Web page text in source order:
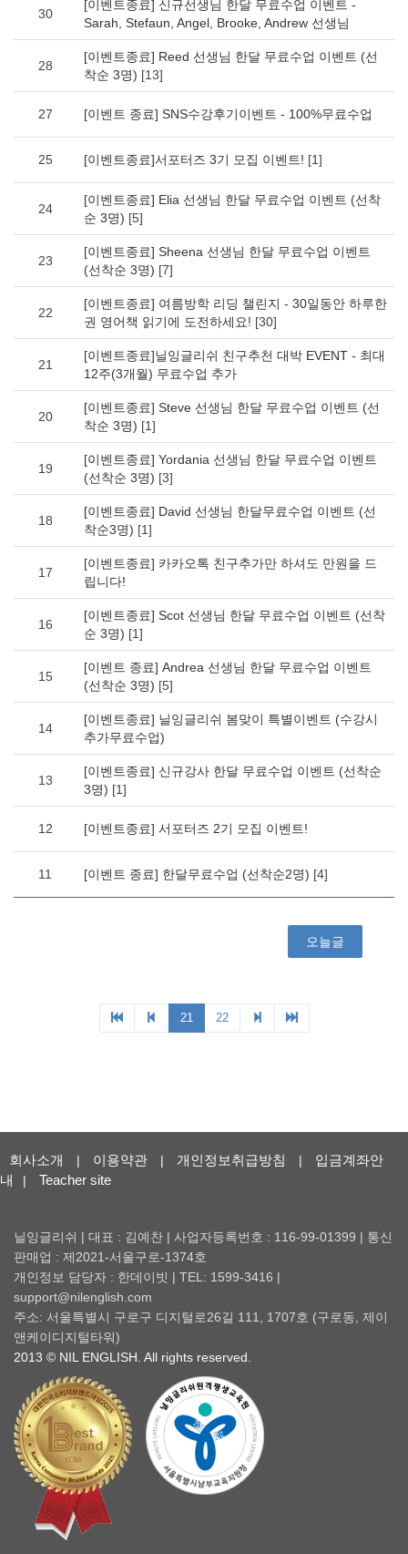
회사소개 | 이용약관 | 개인정보취급방침 |
입금계좌안
내
| Teacher site
닐잉글리쉬 | 대표 : 김예찬 | 사업자등록번호 : 116-99-01399 | 통신
판매업 : 제2021-서울구로-1374호
개인정보 담당자 : 한데이빗 | TEL: 1599-3416 |
support@nilenglish.com
주소: 서울특별시 구로구 디지털로26길 111, 1707호 (구로동, 제이
앤케이디지털타워)
2013 © NIL ENGLISH. All rights reserved.